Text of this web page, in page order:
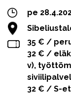
pe
35 € /
32 € /
v),
32 € / S-